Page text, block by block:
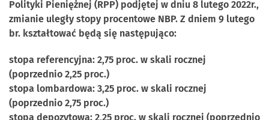
Polityki Pieniężnej (RPP) podjętej w dniu 8 lutego 2022r.,
zmianie uległy stopy procentowe NBP. Z dniem 9 lutego
br. kształtować będą się następująco:
stopa referencyjna: 2,75 proc. w skali rocznej
(poprzednio 2,25 proc.)
stopa lombardowa: 3,25 proc. w skali rocznej
(poprzednio 2,75 proc.)
stopa depozytowa: 2,25 proc. w skali rocznej (poprzednio